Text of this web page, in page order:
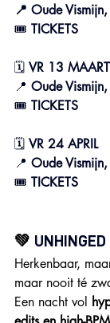
📍 Oude
🎟️ TICKETS
🗓 VR 13 MAART
📍 Oude
🎟️ TICKETS
🗓 VR 24 APRIL
📍 Oude
🎟️ TICKETS
💚 UNHINGED
Herkenbaar,
maar nooit té
Een nacht vol